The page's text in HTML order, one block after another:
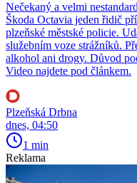
Nečekaný a velmi
Škoda Octavia jeden řidič
plzeňské městské policie.
služebním voze strážníků.
alkohol ani drogy. Důvod
Video najdete pod článkem.
Plzeňská Drbna
dnes, 04:50
1 min
Reklama